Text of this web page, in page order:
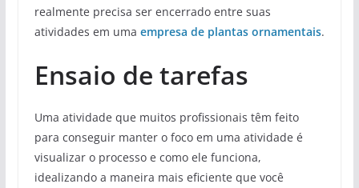
realmente precisa ser encerrado entre suas
atividades em uma empresa de plantas ornamentais.
Ensaio de tarefas
Uma atividade que muitos profissionais têm feito
para conseguir manter o foco em uma atividade é
visualizar o processo e como ele funciona,
idealizando a maneira mais eficiente que você